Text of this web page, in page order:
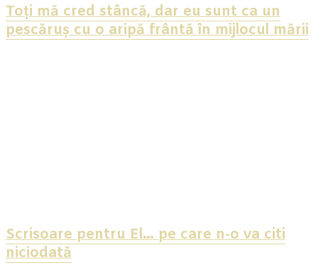
Toți mă cred stâncă, dar eu sunt ca un
pescăruș cu o aripă frântă în mijlocul mării
Scrisoare pentru El… pe care n-o va citi
niciodată